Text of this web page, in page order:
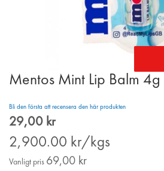
Skip
of
the
images
gallery
Mentos Mint Lip Balm 4g
Bli den första att recensera den här produkten
Special
29,00 kr
2,900.00 kr/kgs
Vanligt pris 69,00 kr